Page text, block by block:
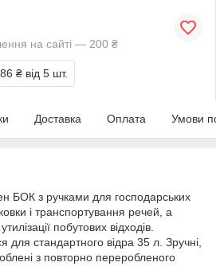
на сайті — 200 ₴
₴ від 5 шт.
Доставка Оплата Умови
БОК з ручками для господарських
і транспортування речей, а
побутових відходів.
для стандартного відра 35 л. Зручні,
з повторно переробленого